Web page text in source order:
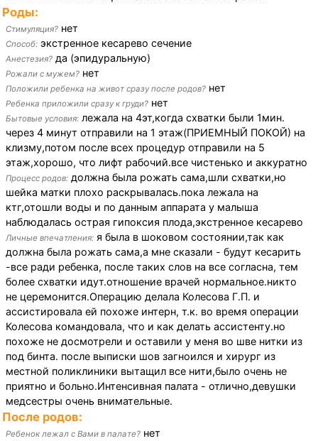
Роды:
Стимуляция? нет
Способ: экстренное кесарево сечение
Анестезия? да (эпидуральную)
Рожали с мужем? нет
Положили ребенка на живот сразу после родов? нет
Ребенка приложили сразу к груди? нет
Бытовые условия: лежала на 4эт,когда схватки были 1мин.
через 4 минут отправили на 1 этаж(ПРИЕМНЫЙ ПОКОЙ) на
клизму,потом после всех процедур отправили на 5
этаж,хорошо, что лифт рабочий.все чистенько и аккуратно
Процесс родов: должна была рожать сама,шли схватки,но
шейка матки плохо раскрывалась.пока лежала на
ктг,отошли воды и по данным аппарата у малыша
наблюдалась острая гипоксия плода,экстренное кесарево
Личные впечатления: я была в шоковом состоянии,так как
должна была рожать сама,а мне сказали - будут кесарить
-все ради ребенка, после таких слов на все согласна, тем
более схватки идут.отношение врачей нормальное.никто
не церемонится.Операцию делала Колесова Г.П. и
ассистировала ей похоже интерн, т.к. во время операции
Колесова командовала, что и как делать ассистенту.но
похоже не досмотрели и оставили у меня во шве нитки из
под бинта. после выписки шов загноился и хирург из
местной поликлиники вытащил все нити,было очень не
приятно и больно.Интенсивная палата - отлично,девушки
медсестры очень внимательные.
После родов:
Ребенок лежал с Вами в палате? нет